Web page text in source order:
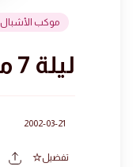
موكب الأشبال
ليلة 7 محرم 1423 هجرية
2002-03-21
تفضيل